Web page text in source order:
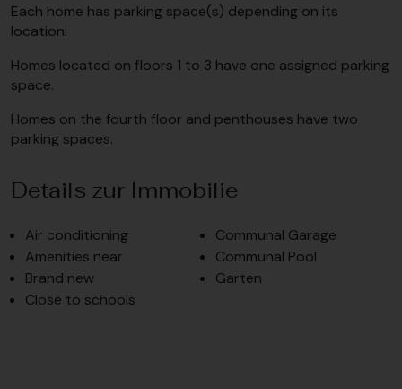
Each home has parking space(s) depending on its
location:
Homes located on floors 1 to 3 have one assigned parking
space.
Homes on the fourth floor and penthouses have two
parking spaces.
Details zur Immobilie
Air conditioning
Amenities near
Brand new
Close to schools
Communal Garage
Communal Pool
Garten